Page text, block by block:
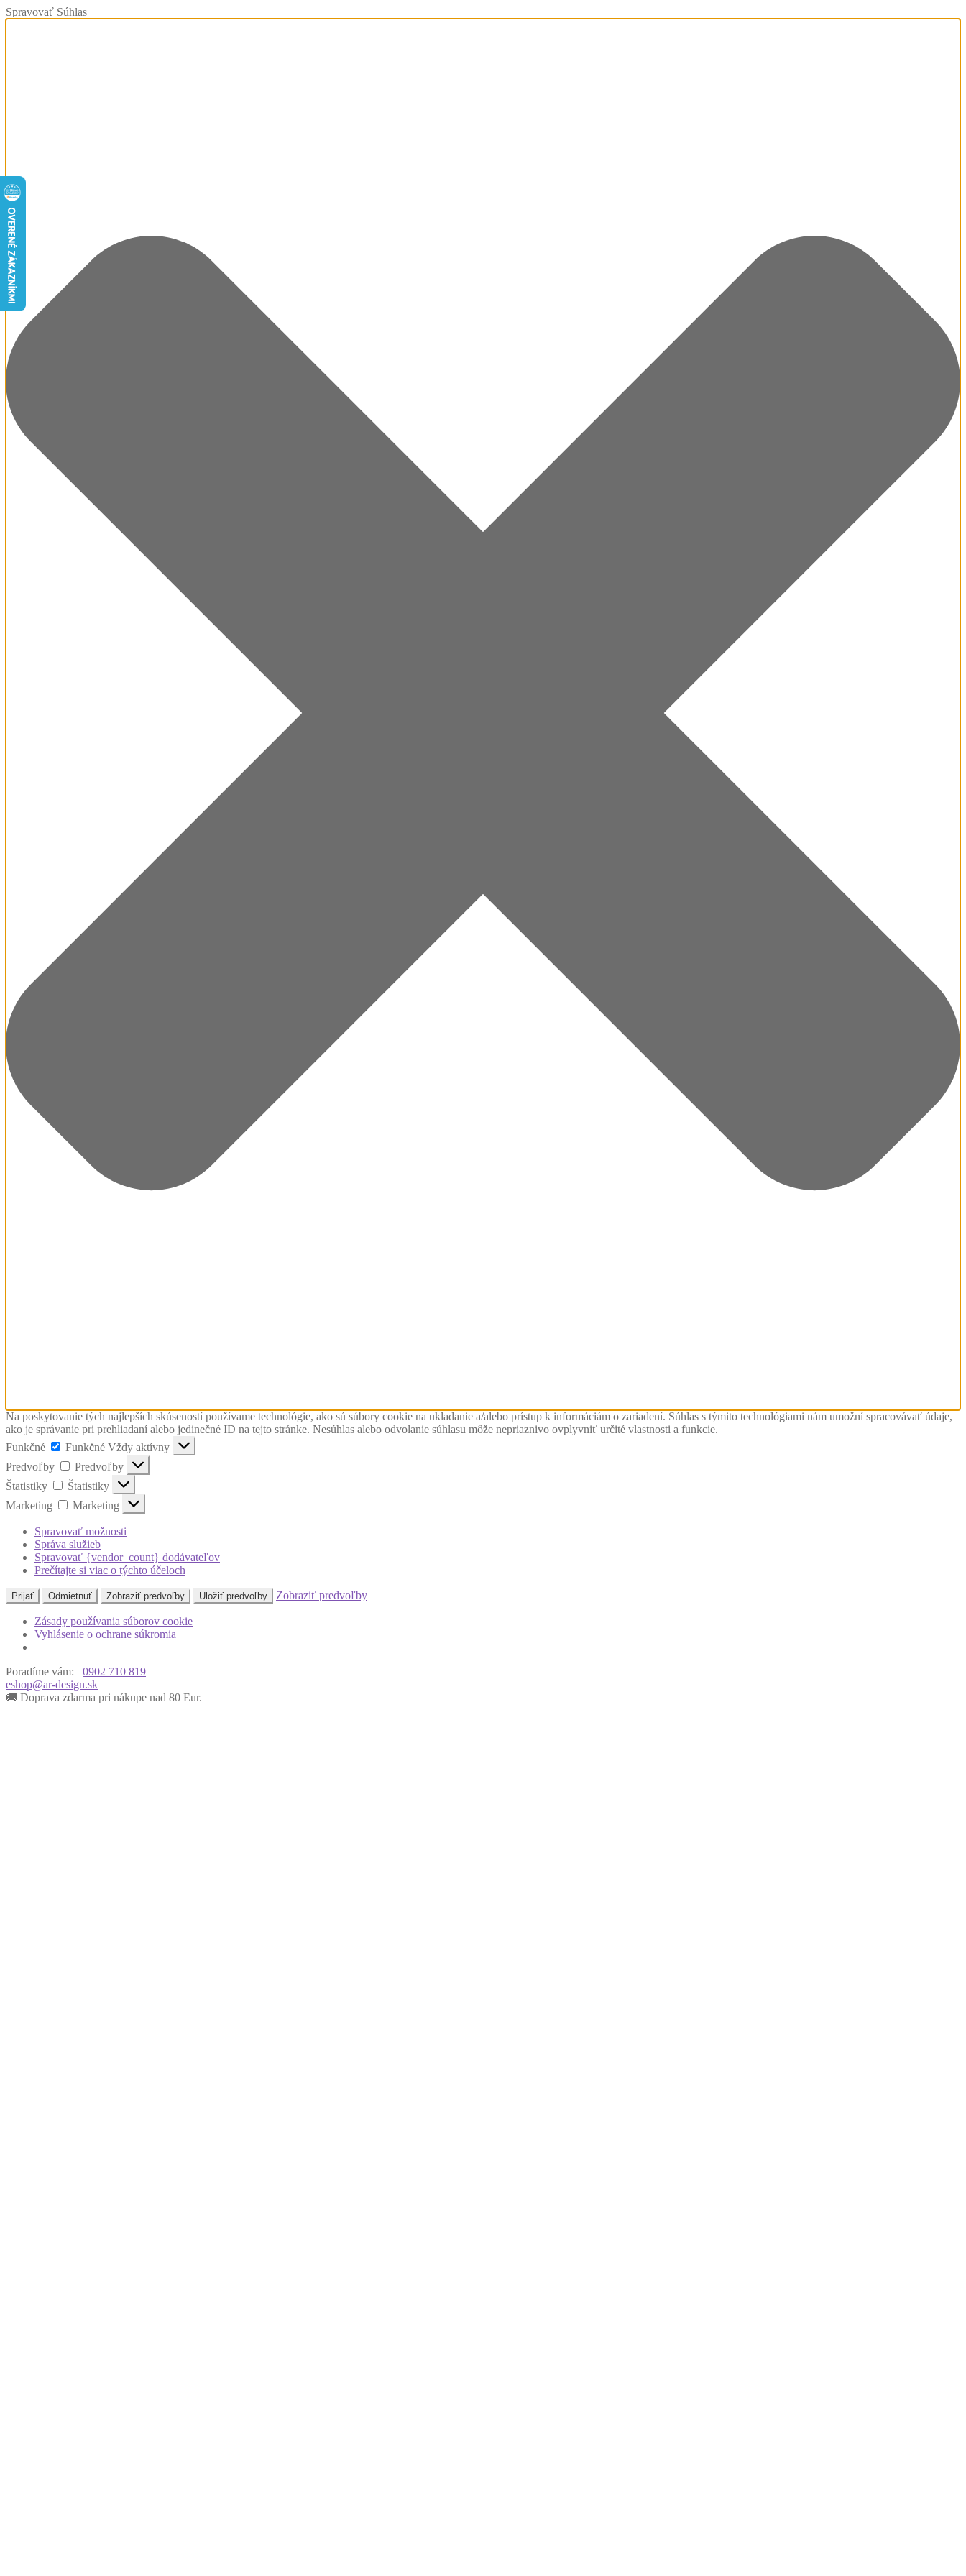
Spravovať Súhlas
Na poskytovanie tých najlepších skúseností používame technológie, ako sú súbory cookie na ukladanie a/alebo prístup k informáciám o zariadení. Súhlas s týmito technológiami nám umožní spracovávať údaje,
ako je správanie pri prehliadaní alebo jedinečné ID na tejto stránke. Nesúhlas alebo odvolanie súhlasu môže nepriaznivo ovplyvniť určité vlastnosti a funkcie.
Funkčné
Funkčné Vždy aktívny
Predvoľby
Predvoľby
Štatistiky
Štatistiky
Marketing
Marketing
Spravovať možnosti
Správa služieb
Spravovať {vendor_count} dodávateľov
Prečítajte si viac o týchto účeloch
Prijať Odmietnuť Zobraziť predvoľby Uložiť predvoľby Zobraziť predvoľby
Zásady používania súborov cookie
Vyhlásenie o ochrane súkromia
Poradíme vám:
0902 710 819
eshop@ar-design.sk
🚚 Doprava zdarma pri nákupe nad 80 Eur.